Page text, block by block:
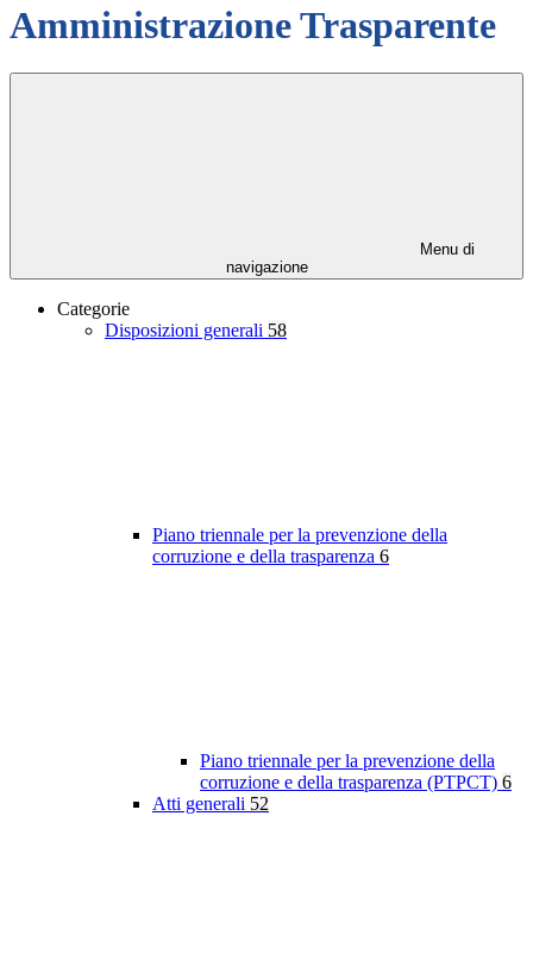
Amministrazione Trasparente
Menu di
navigazione
Categorie
Disposizioni generali 58
Piano triennale per la prevenzione della
corruzione e della trasparenza 6
Piano triennale per la prevenzione della
corruzione e della trasparenza (PTPCT) 6
Atti generali 52